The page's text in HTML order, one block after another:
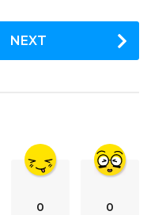
NEXT
0 0